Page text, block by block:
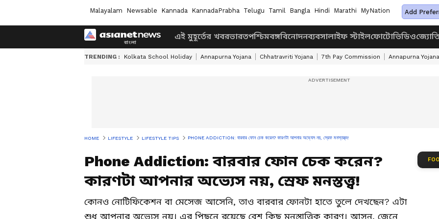
Malayalam Newsable Kannada KannadaPrabha Telugu Tamil Bangla Hindi Marathi MyNation Add
এই মুহূর্তের খবরভারতপশ্চিমবঙ্গবিনোদনব্যবসালাইফ স্টাইলফোটোভিডিও
TRENDING : Kolkata School Holiday Annapurna Yojana Chhatravriti Yojana 7th Pay Commission Annapurna
HOME LIFESTYLE LIFESTYLE TIPS PHONE ADDICTION: বারবার ফোন চেক করেন? কারণটা আপনার অভ্যেস নয়, স্রেফ মনস্তত্ত্ব!
Phone Addiction: বারবার ফোন চেক করেন?
কারণটা আপনার অভ্যেস নয়, স্রেফ মনস্তত্ত্ব!
কোনও নোটিফিকেশন বা মেসেজ আসেনি, তাও বারবার ফোনটা হাতে তুলে দেখছেন? এটা
শুধু আপনার অভ্যেস নয়। এর পিছনে রয়েছে বেশ কিছু মনস্তাত্ত্বিক কারণ। আসুন, জেনে